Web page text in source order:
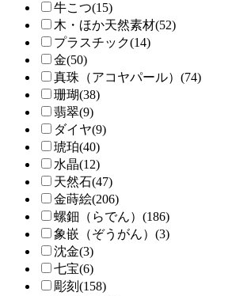
牛こつ(15)
木・ほか天然素材(52)
プラスチック(14)
金(50)
真珠（アコヤパール）(74)
珊瑚(38)
翡翠(9)
ダイヤ(9)
琥珀(40)
水晶(12)
天然石(47)
金蒔絵(206)
螺鈿（らでん）(186)
象嵌（ぞうがん）(3)
沈金(3)
七宝(6)
彫刻(158)